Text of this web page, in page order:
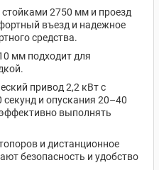
2750 мм и проезд
въезд и надежное
средства.
мм подходит для
привод 2,2 кВт с
и опускания 20–40
выполнять
и дистанционное
безопасность и удобство